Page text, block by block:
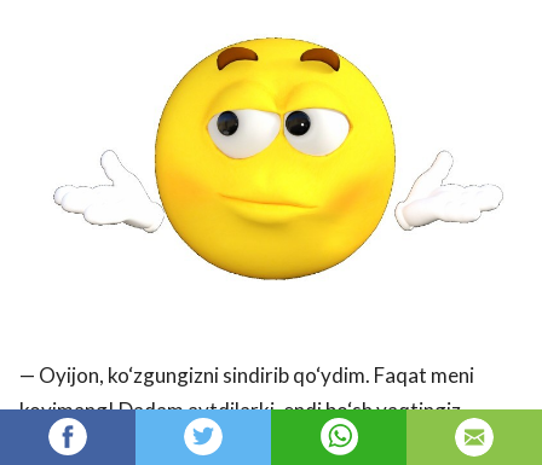
— Oyijon, ko‘zgungizni sindirib qo‘ydim. Faqat meni
koyimang! Dadam aytdilarki, endi bo‘sh vaqtingiz
judayam ko‘p bo‘larkan.